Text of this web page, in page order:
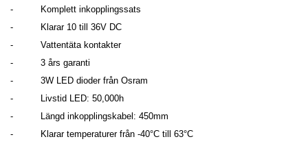
-
Komplett inkopplingssats
-
Klarar 10 till 36V DC
-
Vattentäta kontakter
-
3 års garanti
-
3W LED dioder från Osram
-
Livstid LED: 50,000h
-
Längd inkopplingskabel: 450mm
-
Klarar temperaturer från -40°C till 63°C